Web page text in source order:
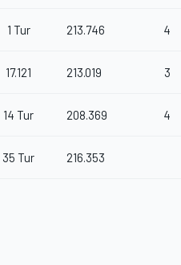
1 Tur 213.746 4
17.121 213.019 3
14 Tur 208.369 4
35 Tur 216.353